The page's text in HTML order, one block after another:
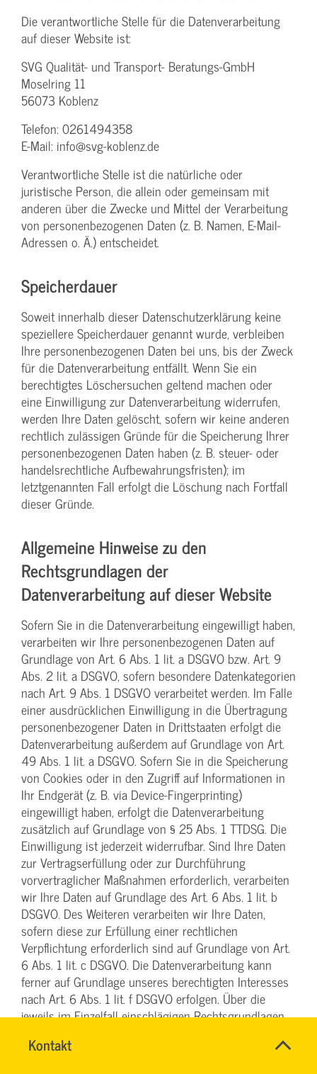
Kontakt
TEAM
Name*
Die verantwortliche Stelle für die Datenverarbeitung
auf dieser Website ist:
SVG Qualität- und Transport- Beratungs-GmbH
Moselring 11
56073 Koblenz
Telefon: 0261494358
E-Mail: info@svg-koblenz.de
Verantwortliche Stelle ist die natürliche oder
juristische Person, die allein oder gemeinsam mit
anderen über die Zwecke und Mittel der Verarbeitung
von personenbezogenen Daten (z. B. Namen, E-Mail-
Adressen o. Ä.) entscheidet.
Speicherdauer
Soweit innerhalb dieser Datenschutzerklärung keine
speziellere Speicherdauer genannt wurde, verbleiben
Ihre personenbezogenen Daten bei uns, bis der Zweck
für die Datenverarbeitung entfällt. Wenn Sie ein
berechtigtes Löschersuchen geltend machen oder
eine Einwilligung zur Datenverarbeitung widerrufen,
werden Ihre Daten gelöscht, sofern wir keine anderen
rechtlich zulässigen Gründe für die Speicherung Ihrer
personenbezogenen Daten haben (z. B. steuer- oder
handelsrechtliche Aufbewahrungsfristen); im
letztgenannten Fall erfolgt die Löschung nach Fortfall
dieser Gründe.
Allgemeine Hinweise zu den
Rechtsgrundlagen der
Datenverarbeitung auf dieser Website
Sofern Sie in die Datenverarbeitung eingewilligt haben,
verarbeiten wir Ihre personenbezogenen Daten auf
Grundlage von Art. 6 Abs. 1 lit. a DSGVO bzw. Art. 9
Abs. 2 lit. a DSGVO, sofern besondere Datenkategorien
nach Art. 9 Abs. 1 DSGVO verarbeitet werden. Im Falle
einer ausdrücklichen Einwilligung in die Übertragung
personenbezogener Daten in Drittstaaten erfolgt die
Datenverarbeitung außerdem auf Grundlage von Art.
49 Abs. 1 lit. a DSGVO. Sofern Sie in die Speicherung
von Cookies oder in den Zugriff auf Informationen in
Ihr Endgerät (z. B. via Device-Fingerprinting)
eingewilligt haben, erfolgt die Datenverarbeitung
zusätzlich auf Grundlage von § 25 Abs. 1 TTDSG. Die
Einwilligung ist jederzeit widerrufbar. Sind Ihre Daten
zur Vertragserfüllung oder zur Durchführung
vorvertraglicher Maßnahmen erforderlich, verarbeiten
wir Ihre Daten auf Grundlage des Art. 6 Abs. 1 lit. b
DSGVO. Des Weiteren verarbeiten wir Ihre Daten,
sofern diese zur Erfüllung einer rechtlichen
Verpflichtung erforderlich sind auf Grundlage von Art.
6 Abs. 1 lit. c DSGVO. Die Datenverarbeitung kann
ferner auf Grundlage unseres berechtigten Interesses
nach Art. 6 Abs. 1 lit. f DSGVO erfolgen. Über die
jeweils im Einzelfall einschlägigen Rechtsgrundlagen
Datenschutzerklärung informiert.